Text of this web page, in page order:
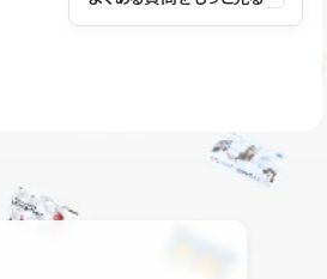
、ヘルプセンターでご確認いただけま
できるコミュニティもご利用ください。